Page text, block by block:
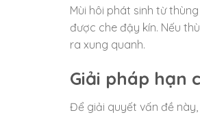
Mùi hôi phát sinh từ
được che đậy kín. Nếu
ra xung quanh.
Giải pháp hạn
Để giải quyết vấn đề